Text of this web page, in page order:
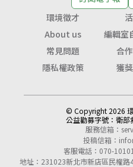
環境徵才
About us
編輯室
常見問題
合
隱私權政策
獲
© Copyright 2026
公益勸募字號： 衛部
服務信箱：
投稿信箱：
客服電話：070-
地址：231023新北市新店區民權路